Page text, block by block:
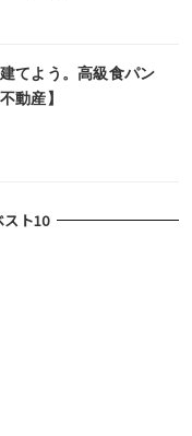
てよう。高級食パン
動産】
スト10